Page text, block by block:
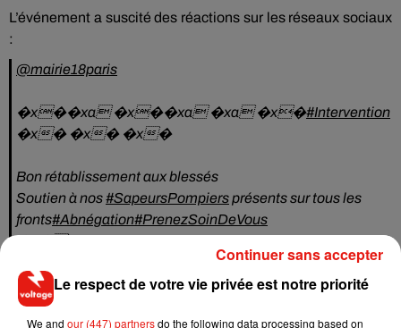
L’événement a suscité des réactions sur les réseaux sociaux
:
@mairie18paris
�x�‍�xa �x�‍�xa �xa �x�#Intervention
�x� �x� �x�
Bon rétablissement aux blessés
Soutien à nos#SapeursPompiersprésents sur tous les
fronts#Abnégation#PrenezSoinDeVous
�x�
— ChrisChris�xÈ (@ChrissKristin)
Tragique bon rétablissement au blesser et merci au
pompiers pour leur travail effectué �x
Le respect de votre vie privée est notre priorité
We and our (447) partnersdo the following data processing based on
Continuer sans accepter